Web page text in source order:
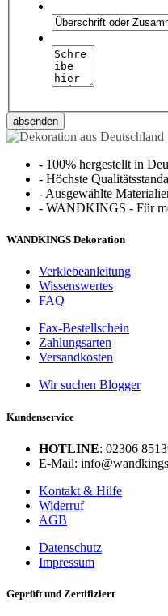
absenden
- 100% hergestellt in
- Höchste
- Ausgewählte
- WANDKINGS - Für
WANDKINGS Dekoration
Verklebeanleitung
Wissenswertes
FAQ
Fax-Bestellschein
Zahlungsarten
Versandkosten
Wir suchen Blogger
Kundenservice
HOTLINE: 02306
E-Mail:
Kontakt & Hilfe
Widerruf
AGB
Datenschutz
Impressum
Geprüft und Zertifiziert